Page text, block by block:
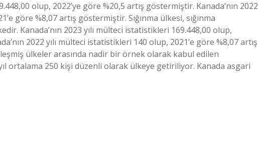
olup, 2022’ye göre %20,5 artış göstermiştir. Kanada’nın 2022
göre %8,07 artış göstermiştir. Sığınma ülkesi, sığınma
Kanada’nın 2023 yılı mülteci istatistikleri 169.448,00 olup,
2022 yılı mülteci istatistikleri 140 olup, 2021’e göre %8,07 artış
ülkeler arasında nadir bir örnek olarak kabul edilen
ortalama 250 kişi düzenli olarak ülkeye getiriliyor. Kanada asgari